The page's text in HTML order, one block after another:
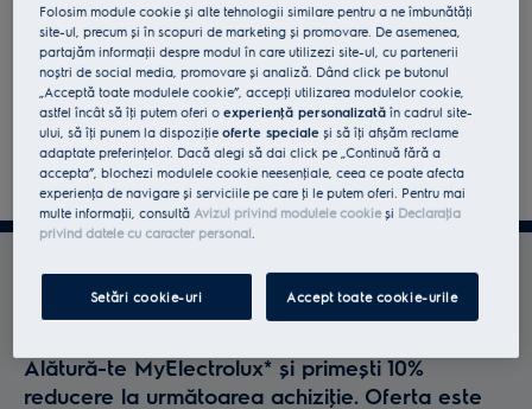
Profită la maxim de
Electrolux
Alătură-te MyElectrolux* și primești 10%
reducere la următoarea achiziţie. Oferta este
Folosim module cookie și alte tehnologii similare pentru a ne îmbunătăţi
site-ul, precum și în scopuri de marketing și promovare. De asemenea,
partajăm informaţii despre modul în care utilizezi site-ul, cu partenerii
noștri de social media, promovare și analiză. Dând click pe butonul
„Acceptă toate modulele cookie”, accepţi utilizarea modulelor cookie,
astfel încât să îţi putem oferi oexperienţă personalizată în cadrul site-
ului, să îţi punem la dispoziţieoferte speciale și să îţi afișăm reclame
adaptate preferinţelor. Dacă alegi să dai click pe „Continuă fără a
accepta”, blochezi modulele cookie neesenţiale, ceea ce poate afecta
experienţa de navigare și serviciile pe care ţi le putem oferi. Pentru mai
multe informaţii, consultă Avizul privind modulele cookieși Declaraţia
privind datele cu caracter personal.
Setări cookie-uri Accept toate cookie-urile